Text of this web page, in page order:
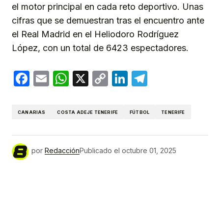
el motor principal en cada reto deportivo. Unas
cifras que se demuestran tras el encuentro ante
el Real Madrid en el Heliodoro Rodríguez
López, con un total de 6423 espectadores.
Facebook
EmailWhatsApp
X
CopyLinkedIn
CANARIAS COSTA ADEJE TENERIFE FÚTBOL TENERIFE
por RedacciónPublicado el octubre 01, 2025